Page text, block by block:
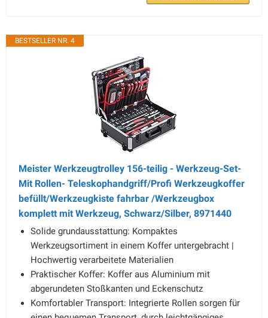
BESTSELLER NR. 4
Meister Werkzeugtrolley 156-teilig - Werkzeug-Set-
Mit Rollen- Teleskophandgriff/Profi Werkzeugkoffer
befüllt/Werkzeugkiste fahrbar /Werkzeugbox
komplett mit Werkzeug, Schwarz/Silber, 8971440
Solide grundausstattung: Kompaktes
Werkzeugsortiment in einem Koffer untergebracht |
Hochwertig verarbeitete Materialien
Praktischer Koffer: Koffer aus Aluminium mit
abgerundeten Stoßkanten und Eckenschutz
Komfortabler Transport: Integrierte Rollen sorgen für